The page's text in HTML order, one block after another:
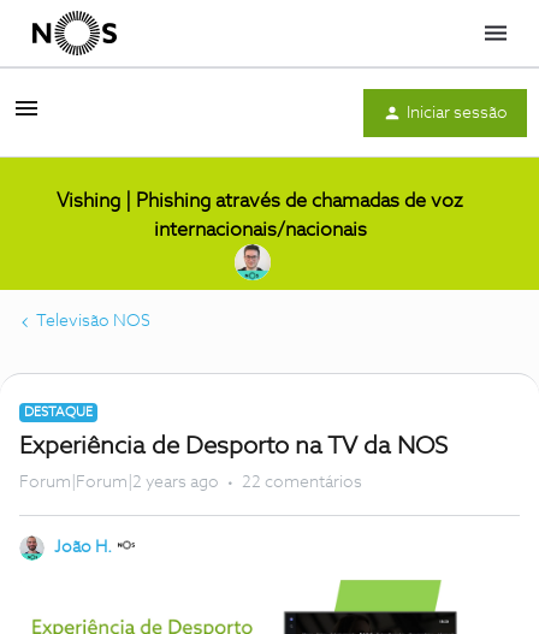
Menu
Iniciar sessão
Vishing | Phishing através de chamadas de voz
internacionais/nacionais
Televisão NOS
DESTAQUE
Experiência de Desporto na TV da NOS
Forum|Forum|2 years ago 22 comentários
João H.